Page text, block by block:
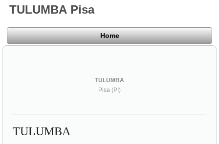
TULUMBA Pisa
Home
TULUMBA
Pisa (PI)
TULUMBA